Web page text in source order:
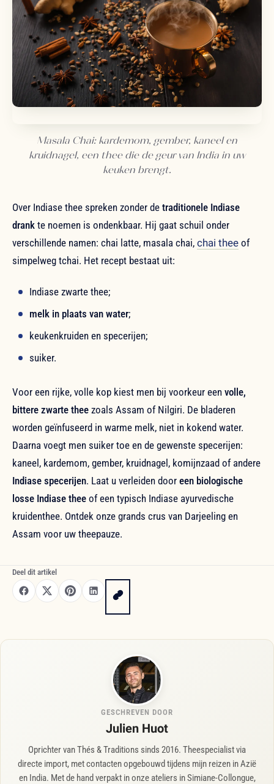
Masala Chai: kardemom, gember, kaneel en
kruidnagel, een thee die de geur van India in uw
keuken brengt.
Over Indiase thee spreken zonder de traditionele Indiase
drank te noemen is ondenkbaar. Hij gaat schuil onder
verschillende namen: chai latte, masala chai, chai thee of
simpelweg tchai. Het recept bestaat uit:
Indiase zwarte thee;
melk in plaats van water;
keukenkruiden en specerijen;
suiker.
Voor een rijke, volle kop kiest men bij voorkeur een volle,
bittere zwarte thee zoals Assam of Nilgiri. De bladeren
worden geïnfuseerd in warme melk, niet in kokend water.
Daarna voegt men suiker toe en de gewenste specerijen:
kaneel, kardemom, gember, kruidnagel, komijnzaad of andere
Indiase specerijen. Laat u verleiden door een biologische
losse Indiase thee of een typisch Indiase ayurvedische
kruidenthee. Ontdek onze grands crus van Darjeeling en
Assam voor uw theepauze.
Deel dit artikel
GESCHREVEN DOOR
Julien Huot
Oprichter van Thés & Traditions sinds 2016. Theespecialist via
directe import, met contacten opgebouwd tijdens mijn reizen in Azië
en India. Met de hand verpakt in onze ateliers in Simiane-Collongue,